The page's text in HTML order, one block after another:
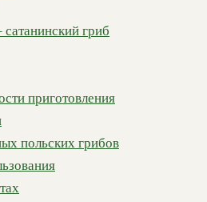
гриб
приготовления
польских грибов